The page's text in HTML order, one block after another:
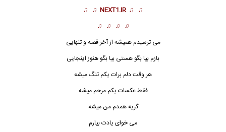
♫ ♫
NEXT1.IR
♫ ♫
♫ ♫ ♫ ♫
می ترسیدم همیشه از آخر قصه و تنهایی
بازم بیا بگو هستی بیا بگو هنوز اینجایی
هر وقتدلم برات یکم تنگ میشه
فقط عکسات یکم مرحم میشه
گریه همدم من میشه
می خوای یادت بیارم